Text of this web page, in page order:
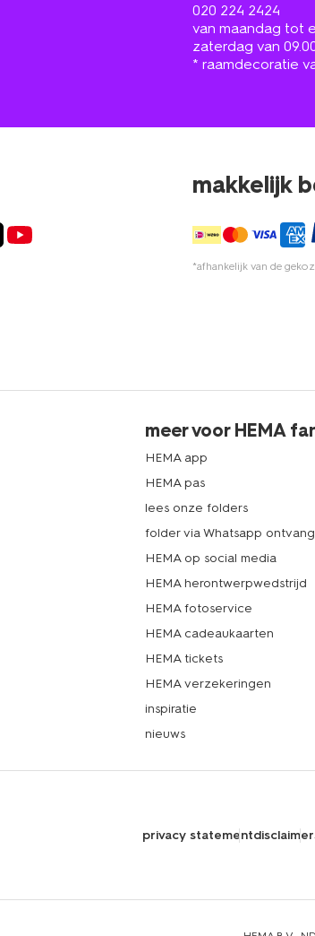
020 224 2424
van maandag tot
zaterdag van
* raamdecoratie
makkelijk
*afhankelijk van de
meer voor HEMA
HEMA app
HEMA pas
lees onze folders
folder via Whatsapp
HEMA op social media
HEMA herontwerpwedstrijd
HEMA fotoservice
HEMA cadeaukaarten
HEMA tickets
HEMA verzekeringen
inspiratie
nieuws
privacy statementdisclaimer